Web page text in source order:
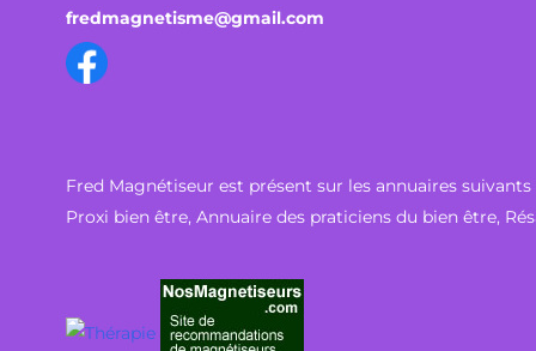
fredmagnetisme@gmail.com
Fred Magnétiseur est présent sur les annuaires suivants
Proxi bien être, Annuaire des praticiens du bien être,